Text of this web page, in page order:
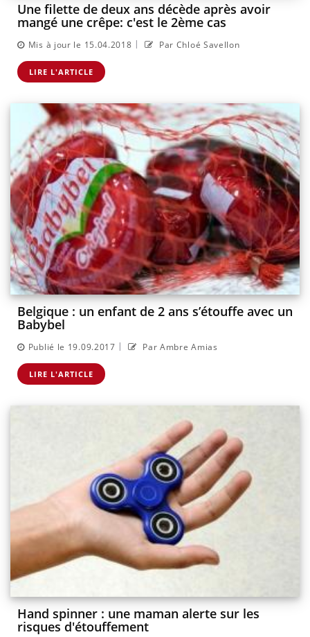
Une filette de deux ans décède après avoir
mangé une crêpe: c'est le 2ème cas
Mis à jour le 15.04.2018 | Par Chloé Savellon
LIRE L'ARTICLE
Belgique : un enfant de 2 ans s’étouffe avec un
Babybel
Publié le 19.09.2017 | Par Ambre Amias
LIRE L'ARTICLE
Hand spinner : une maman alerte sur les
risques d'étouffement